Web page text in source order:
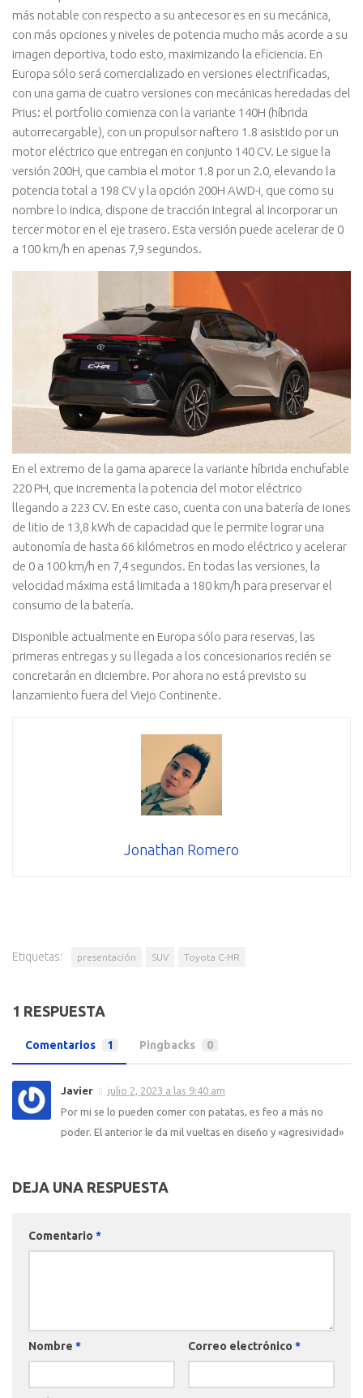
más notable con respecto a su antecesor es en su mecánica,
con más opciones y niveles de potencia mucho más acorde a su
imagen deportiva, todo esto, maximizando la eficiencia. En
Europa sólo será comercializado en versiones electrificadas,
con una gama de cuatro versiones con mecánicas heredadas del
Prius: el portfolio comienza con la variante 140H (híbrida
autorrecargable), con un propulsor naftero 1.8 asistido por un
motor eléctrico que entregan en conjunto 140 CV. Le sigue la
versión 200H, que cambia el motor 1.8 por un 2.0, elevando la
potencia total a 198 CV y la opción 200H AWD-i, que como su
nombre lo indica, dispone de tracción integral al incorporar un
tercer motor en el eje trasero. Esta versión puede acelerar de 0
a 100 km/h en apenas 7,9 segundos.
En el extremo de la gama aparece la variante híbrida enchufable
220 PH, que incrementa la potencia del motor eléctrico
llegando a 223 CV. En este caso, cuenta con una batería de iones
de litio de 13,8 kWh de capacidad que le permite lograr una
autonomía de hasta 66 kilómetros en modo eléctrico y acelerar
de 0 a 100 km/h en 7,4 segundos. En todas las versiones, la
velocidad máxima está limitada a 180 km/h para preservar el
consumo de la batería.
Disponible actualmente en Europa sólo para reservas, las
primeras entregas y su llegada a los concesionarios recién se
concretarán en diciembre. Por ahora no está previsto su
lanzamiento fuera del Viejo Continente.
Jonathan Romero
Etiquetas: presentación SUV Toyota C-HR
1 RESPUESTA
Comentarios 1 Pingbacks 0
Javier
julio 2, 2023 a las 9:40 am
Por mi se lo pueden comer con patatas, es feo a más no
poder. El anterior le da mil vueltas en diseño y «agresividad»
DEJA UNA RESPUESTA
Comentario *
Nombre * Correo electrónico *